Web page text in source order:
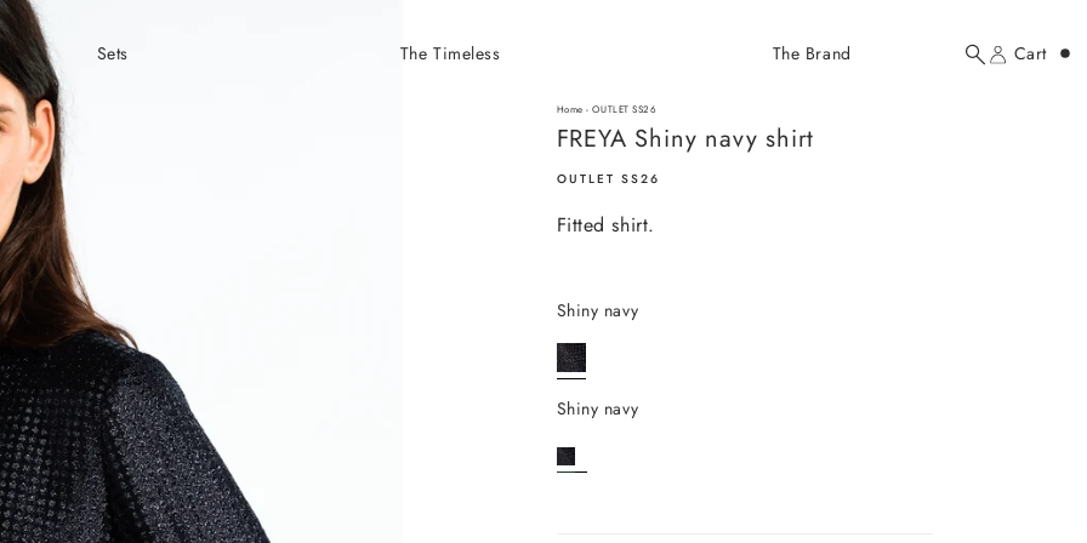
Sets The Timeless The Brand
Search
Account
Cart
Home -OUTLET SS26
FREYA Shiny navy shirt
OUTLET SS26
Fitted shirt.
shiny navy
shiny navy
$109.00 USD